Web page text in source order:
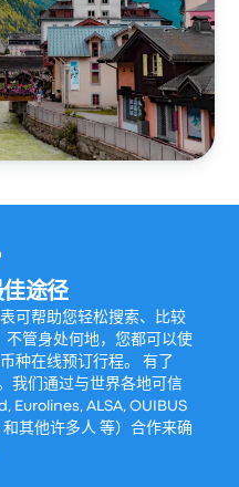
途径
可帮助您轻松搜索、比较
不管身处何地，您都可以使
种在线预订行程。 有了
我们通过与世界各地可信
Eurolines, ALSA, OUIBUS
其他许多人 等）合作来确